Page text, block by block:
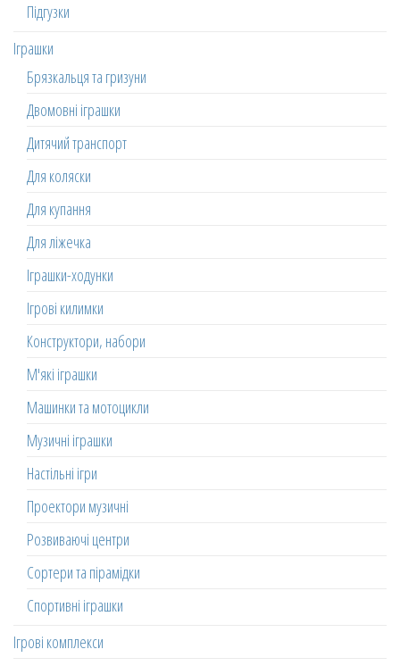
Підгузки
Іграшки
Брязкальця та гризуни
Двомовні іграшки
Дитячий транспорт
Для коляски
Для купання
Для ліжечка
Іграшки-ходунки
Ігрові килимки
Конструктори, набори
М'які іграшки
Машинки та мотоцикли
Музичні іграшки
Настільні ігри
Проектори музичні
Розвиваючі центри
Сортери та пірамідки
Спортивні іграшки
Ігрові комплекси